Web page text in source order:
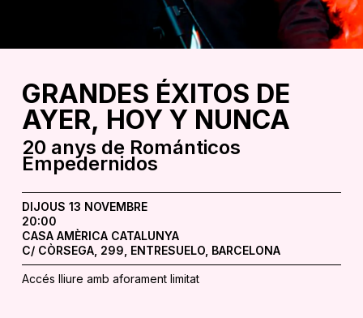
GRANDES ÉXITOS DE
AYER, HOY Y NUNCA
20 anys de Románticos
Empedernidos
DIJOUS 13 NOVEMBRE
20:00
CASA AMÈRICA CATALUNYA
C/ CÒRSEGA, 299, ENTRESUELO, BARCELONA
Accés lliure amb aforament limitat